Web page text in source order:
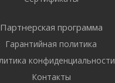
Партнерская программа
Гарантийная политика
конфиденциальности
Контакты